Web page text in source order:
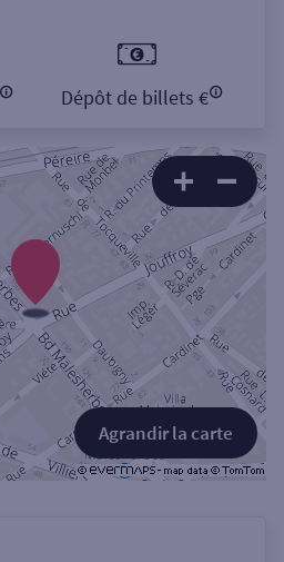
Dépôt de billets €
Agrandir la carte